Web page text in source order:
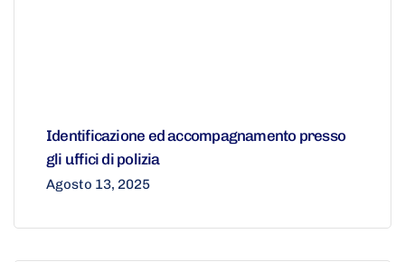
Identificazione ed accompagnamento presso
gli uffici di polizia
Agosto 13, 2025